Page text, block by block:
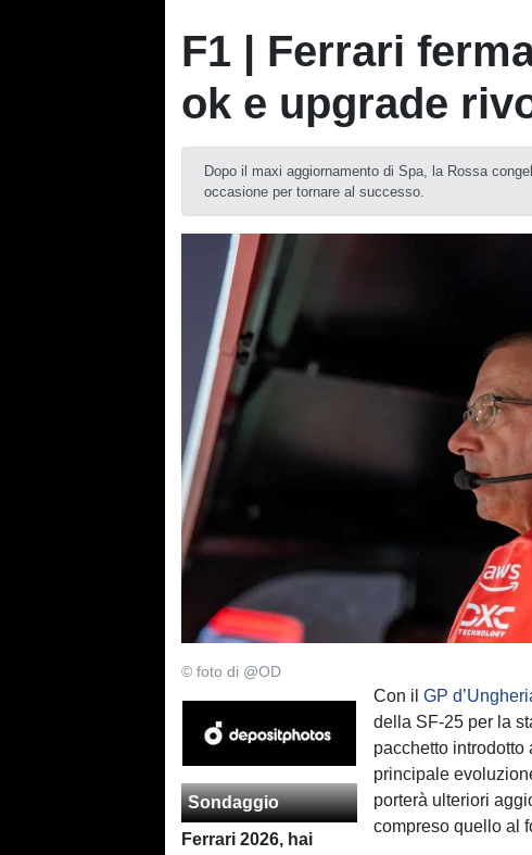
F1 | Ferrari
ok e upgrade
Dopo il maxi aggiornamento di Spa, la Rossa
occasione per tornare al successo.
© foto di @OD
Sondaggio
Ferrari 2026, hai
Con ilGP
della SF-25 per la
pacchetto introdotto
principale
porterà ulteriori
compreso quello al